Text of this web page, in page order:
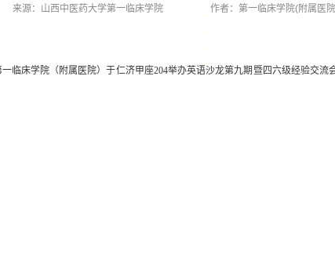
山西中医药大学第一临床学院 作者：第一临床学院(附属医院
学院（附属医院）于仁济甲座204举办英语沙龙第九期暨四六级经验交流